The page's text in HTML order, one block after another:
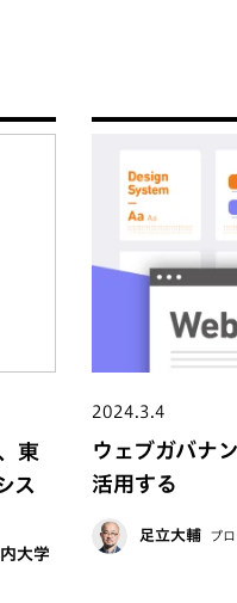
東
ス
大学
2024.3.4
ウェブガバナ
活用する
足立大輔 プ